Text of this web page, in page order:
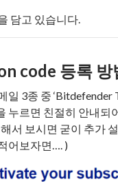
담고 있습니다.
code 등록 방
일 3종 중 ‘Bitdefender
누르면 친절히 안내되
서 보시면 굳이 추가
어보자면…. )